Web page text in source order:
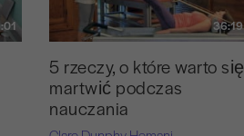
36:19
5 rzeczy, o które warto się
martwić podczas
nauczania